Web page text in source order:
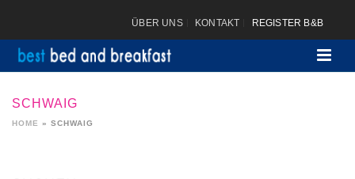
ÜBER UNS KONTAKT REGISTER B&B
SCHWAIG
HOME » SCHWAIG